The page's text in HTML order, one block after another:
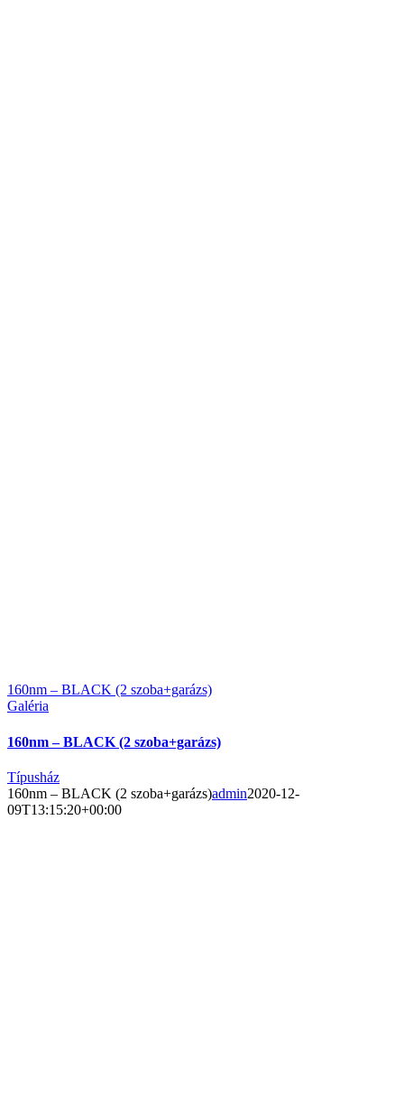
160nm – BLACK (2 szoba+garázs)
Galéria
160nm – BLACK (2 szoba+garázs)
Típusház
160nm – BLACK (2 szoba+garázs)admin2020-12-
09T13:15:20+00:00